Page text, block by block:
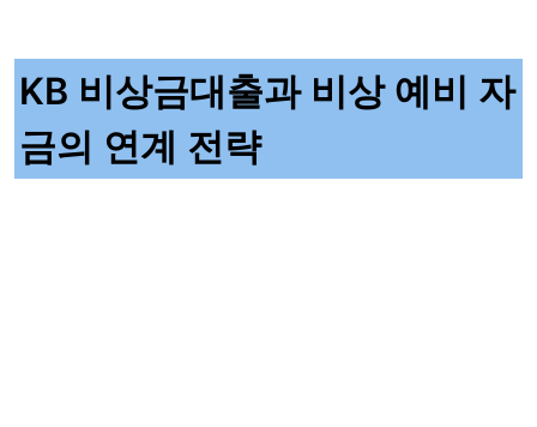
KB 비상금대출과 비상 예비 자
금의 연계 전략